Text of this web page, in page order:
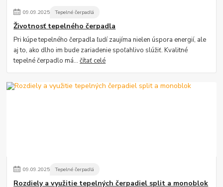
09.09.2025 Tepelné čerpadlá
Životnosť tepelného čerpadla
Pri kúpe tepelného čerpadla ľudí zaujíma nielen úspora energií, ale
aj to, ako dlho im bude zariadenie spoľahlivo slúžiť. Kvalitné
tepelné čerpadlo má...čítať celé
09.09.2025 Tepelné čerpadlá
Rozdiely a využitie tepelných čerpadiel split a monoblok